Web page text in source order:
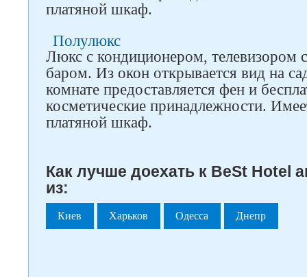
платяной шкаф.
Полулюкс
Люкс с кондиционером, телевизором
баром. Из окон открывается вид на
комнате предоставляется фен и
косметические принадлежности.
платяной шкаф.
Как лучше доехать к BeSt Hotel
из:
Киев Харьков Одесса Днепр